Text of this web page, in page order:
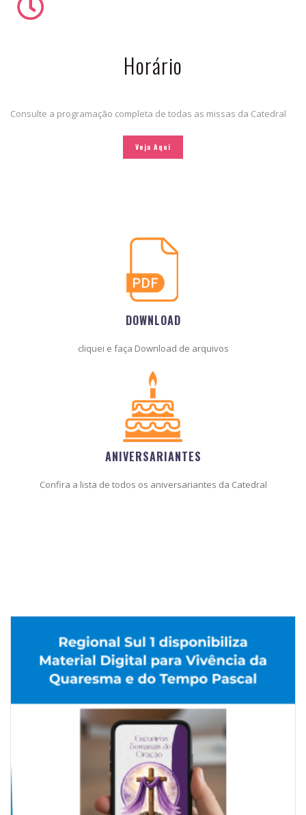
Horário
Consulte a programação completa de todas as missas da Catedral
Veja Aqui
DOWNLOAD
cliquei e faça Download de arquivos
ANIVERSARIANTES
Confira a lista de todos os aniversariantes da Catedral